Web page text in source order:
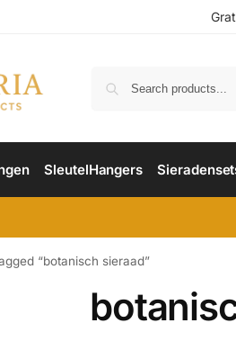
SleutelHangers
“botanisch sieraad”